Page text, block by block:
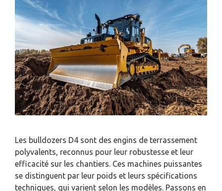
Les bulldozers D4 sont des engins de terrassement
polyvalents, reconnus pour leur robustesse et leur
efficacité sur les chantiers. Ces machines puissantes
se distinguent par leur poids et leurs spécifications
techniques, qui varient selon les modèles. Passons en